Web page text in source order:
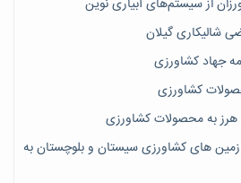
از سیستم‌های آبیاری نوین
جهاد کشاورزی
کشاورزی
هکتار از زمین های کشاورزی سیستان و بلوچستان به